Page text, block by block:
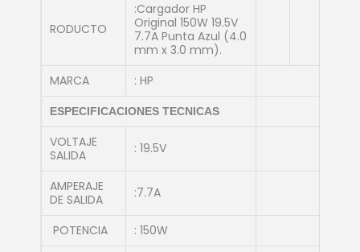
RODUCTO
:Cargador HP
Original 150W 19.5V
7.7A Punta Azul (4.0
mm x 3.0 mm).
MARCA
: HP
ESPECIFICACIONES TECNICAS
VOLTAJE
SALIDA
: 19.5V
AMPERAJE
DE SALIDA
:7.7A
POTENCIA
: 150W